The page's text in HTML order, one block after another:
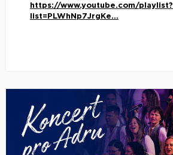
https://www.youtube.com/playlist?
list=PLWhNp7JrgKe...